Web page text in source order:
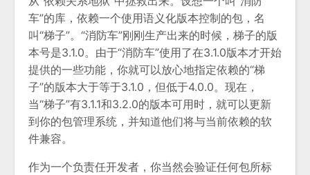
车”的库，依赖一个使用语义化版本控制的包，名
叫“梯子”。“消防车”刚刚生产出来的时候，梯子的版
本号是3.1.0。由于“消防车”使用了在3.1.0版本才开始
提供的一些功能，你就可以放心地指定依赖的“梯
子”的版本大于等于3.1.0，但低于4.0.0。现在，
当“梯子”有3.1.1和3.2.0的版本可用时，就可以更新
到你的包管理系统，并知道他们将与当前依赖的软
件兼容。
作为一个负责任开发者，你当然会验证任何包所标